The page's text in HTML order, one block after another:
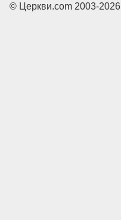
© Церкви.com 2003-2026